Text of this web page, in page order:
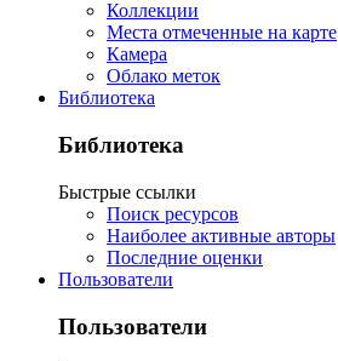
Коллекции
Места отмеченные на карте
Камера
Облако меток
Библиотека
Библиотека
Быстрые ссылки
Поиск ресурсов
Наиболее активные авторы
Последние оценки
Пользователи
Пользователи